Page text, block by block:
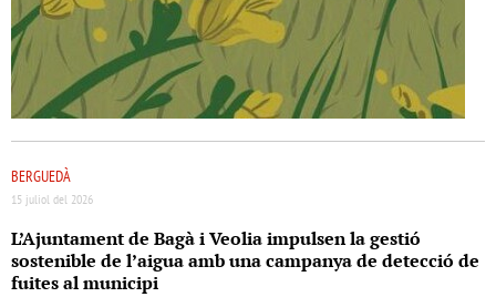
BERGUEDÀ
15 juliol del 2026
L’Ajuntament de Bagà i Veolia impulsen la gestió
sostenible de l’aigua amb una campanya de detecció de
fuites al municipi